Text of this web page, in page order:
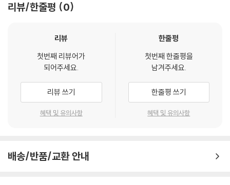
1) 과거 학문의 여왕의 정체를 밝히자 161
3) 코페르니쿠스적 혁명 167
5) 사물 자체의 뜻 186
6) 영혼과 세계와 신 189
7) 비판적 고찰 200
7. 우리는 무엇을 행해야만 하는가 (1)
3) 자유 217
리뷰/한줄평 0
리뷰
첫번째 리뷰어가
되어주세요.
리뷰 쓰기
혜택 및 유의사항
한줄평
첫번째 한줄평을
남겨주세요.
한줄평 쓰기
혜택 및 유의사항
배송/반품/교환 안내